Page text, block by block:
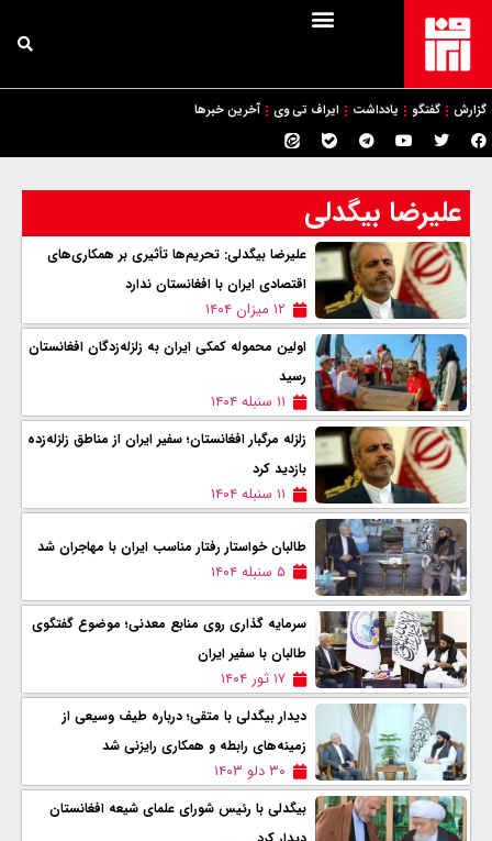
گزارش گفتگو یادداشت ایراف تی وی آخرین خبرها
علیرضا بیگدلی
علیرضا بیگدلی: تحریم‌ها تأثیری بر همکاری‌های
اقتصادی ایران با افغانستان ندارد
۱۲ میزان ۱۴۰۴
اولین محموله کمکی ایران به زلزله‌زدگان افغانستان
رسید
۱۱ سنبله ۱۴۰۴
زلزله مرگبار افغانستان؛ سفیر ایران از مناطق زلزله‌زده
بازدید کرد
۱۱ سنبله ۱۴۰۴
طالبان خواستار رفتار مناسب ایران با مهاجران شد
۵ سنبله ۱۴۰۴
سرمایه گذاری روی منابع معدنی؛ موضوع گفتگوی
طالبان با سفیر ایران
۱۷ ثور ۱۴۰۴
دیدار بیگدلی با متقی؛ درباره طیف وسیعی از
زمینه‌های رابطه و همکاری رایزنی شد
۳۰ دلو ۱۴۰۳
بیگدلی با رئیس شورای علمای شیعه افغانستان